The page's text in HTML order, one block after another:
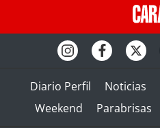
Diario Perfil Noticias
Weekend
Parabrisas